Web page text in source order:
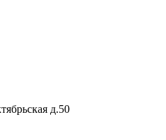
д.50